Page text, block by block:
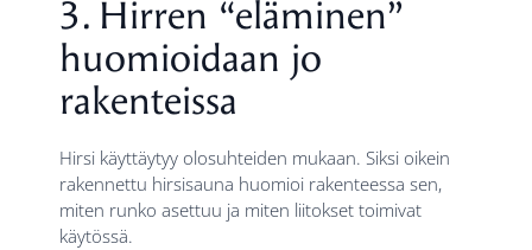
3. Hirren “eläminen”
huomioidaan jo
rakenteissa
Hirsi käyttäytyy olosuhteiden mukaan. Siksi oikein
rakennettu hirsisauna huomioi rakenteessa sen,
miten runko asettuu ja miten liitokset toimivat
käytössä.